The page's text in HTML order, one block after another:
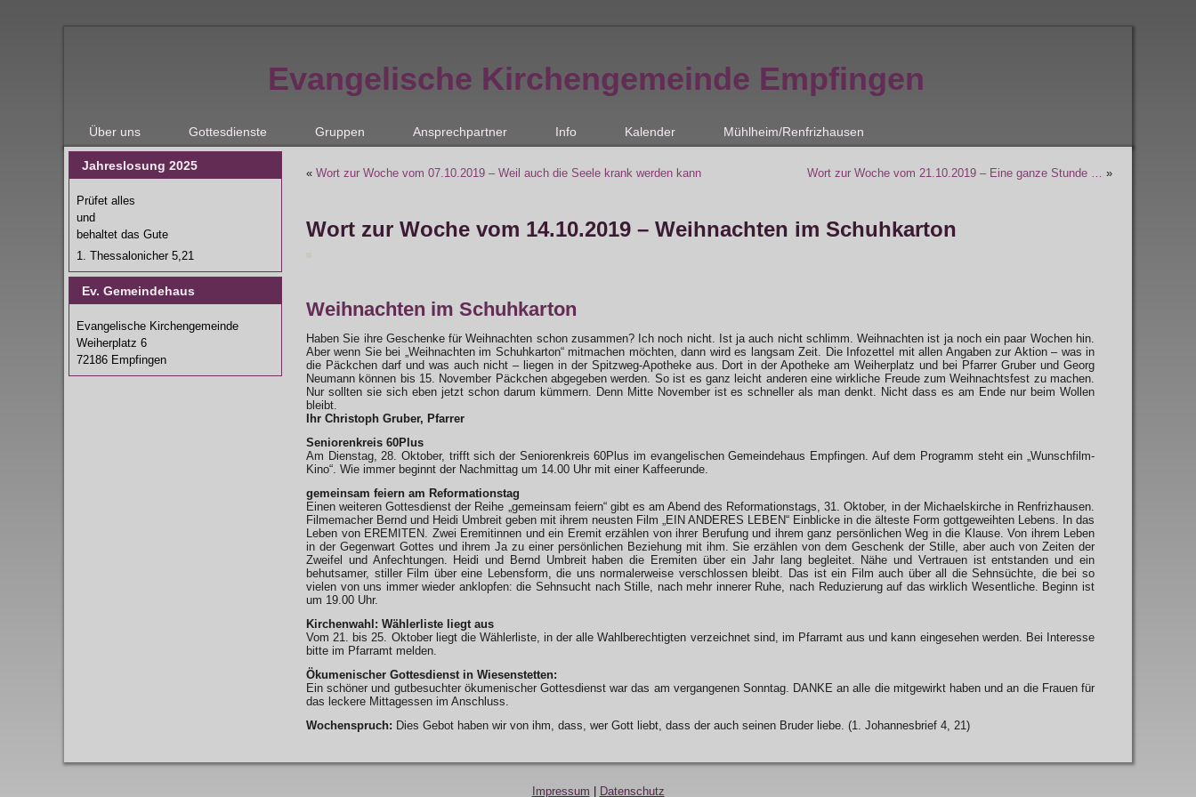
Evangelische Kirchengemeinde Empfingen
Über uns Gottesdienste Gruppen Ansprechpartner Info Kalender Mühlheim/Renfrizhausen
Jahreslosung 2025
Prüfet alles
und
behaltet das Gute
1. Thessalonicher 5,21
Ev. Gemeindehaus
Evangelische Kirchengemeinde
Weiherplatz 6
72186 Empfingen
« Wort zur Woche vom 07.10.2019 – Weil auch die Seele krank werden kann Wort zur Woche vom 21.10.2019 – Eine ganze Stunde … »
Wort zur Woche vom 14.10.2019 – Weihnachten im Schuhkarton
Weihnachten im Schuhkarton
Haben Sie ihre Geschenke für Weihnachten schon zusammen? Ich noch nicht. Ist ja auch nicht schlimm. Weihnachten ist ja noch ein paar Wochen hin.
Aber wenn Sie bei „Weihnachten im Schuhkarton“ mitmachen möchten, dann wird es langsam Zeit. Die Infozettel mit allen Angaben zur Aktion – was in
die Päckchen darf und was auch nicht – liegen in der Spitzweg-Apotheke aus. Dort in der Apotheke am Weiherplatz und bei Pfarrer Gruber und Georg
Neumann können bis 15. November Päckchen abgegeben werden. So ist es ganz leicht anderen eine wirkliche Freude zum Weihnachtsfest zu machen.
Nur sollten sie sich eben jetzt schon darum kümmern. Denn Mitte November ist es schneller als man denkt. Nicht dass es am Ende nur beim Wollen
bleibt.
Ihr Christoph Gruber, Pfarrer
Seniorenkreis 60Plus
Am Dienstag, 28. Oktober, trifft sich der Seniorenkreis 60Plus im evangelischen Gemeindehaus Empfingen. Auf dem Programm steht ein „Wunschfilm-
Kino“. Wie immer beginnt der Nachmittag um 14.00 Uhr mit einer Kaffeerunde.
gemeinsam feiern am Reformationstag
Einen weiteren Gottesdienst der Reihe „gemeinsam feiern“ gibt es am Abend des Reformationstags, 31. Oktober, in der Michaelskirche in Renfrizhausen.
Filmemacher Bernd und Heidi Umbreit geben mit ihrem neusten Film „EIN ANDERES LEBEN“ Einblicke in die älteste Form gottgeweihten Lebens. In das
Leben von EREMITEN. Zwei Eremitinnen und ein Eremit erzählen von ihrer Berufung und ihrem ganz persönlichen Weg in die Klause. Von ihrem Leben
in der Gegenwart Gottes und ihrem Ja zu einer persönlichen Beziehung mit ihm. Sie erzählen von dem Geschenk der Stille, aber auch von Zeiten der
Zweifel und Anfechtungen. Heidi und Bernd Umbreit haben die Eremiten über ein Jahr lang begleitet. Nähe und Vertrauen ist entstanden und ein
behutsamer, stiller Film über eine Lebensform, die uns normalerweise verschlossen bleibt. Das ist ein Film auch über all die Sehnsüchte, die bei so
vielen von uns immer wieder anklopfen: die Sehnsucht nach Stille, nach mehr innerer Ruhe, nach Reduzierung auf das wirklich Wesentliche. Beginn ist
um 19.00 Uhr.
Kirchenwahl: Wählerliste liegt aus
Vom 21. bis 25. Oktober liegt die Wählerliste, in der alle Wahlberechtigten verzeichnet sind, im Pfarramt aus und kann eingesehen werden. Bei Interesse
bitte im Pfarramt melden.
Ökumenischer Gottesdienst in Wiesenstetten:
Ein schöner und gutbesuchter ökumenischer Gottesdienst war das am vergangenen Sonntag. DANKE an alle die mitgewirkt haben und an die Frauen für
das leckere Mittagessen im Anschluss.
Wochenspruch: Dies Gebot haben wir von ihm, dass, wer Gott liebt, dass der auch seinen Bruder liebe. (1. Johannesbrief 4, 21)
Impressum Datenschutz